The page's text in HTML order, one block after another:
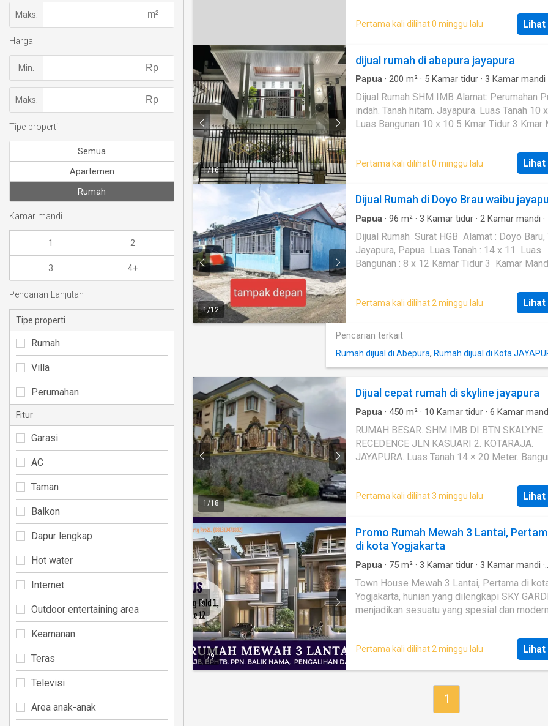
lapang 5. Lebar jalan bisa untuk 2 mobil 6. Siap Huni
7. Dokumen surat rumah tersedia lengkap
calon buyer lainnya.
Pertama kali dilihat 0 minggu lalu
1/16
dijual rumah di abepura jayapura
Papua · 200 m² · 5 Kamar tidur · 3 Kamar mandi
Hot water·Internet ·Outdoor entertaining area
Keamanan·Teras· Televisi·Halaman
Dijual Rumah SHM IMB Alamat: Perumahan Puri
indah. Tanah hitam. Jayapura. Luas Tanah 10 x 12
Luas Bangunan 10 x 10 5 Kmar Tidur 3 Kmar Mandi
Pertama kali dilihat 0 minggu lalu Lihat
1/12
Dijual Rumah di Doyo Brau waibu
Papua · 96 m² · 3 Kamar tidur · 2 Kamar mandi ·
Dijual Rumah Surat HGB Alamat : Doyo Baru, WAIBU,
Jayapura, Papua. Luas Tanah : 14 x 11 Luas
Bangunan : 8 x 12 Kamar Tidur 3 Kamar Mandi 2
Perabotan : Sofa 2 set, meja tv 2, meja
Pertama kali dilihat 2 minggu lalu Lihat
Pencarian terkait
Rumah dijual di Abepura, Rumah dijual di Kota
1 /18
Dijual cepat rumah di skyline jayapura
Papua · 450 m² · 10 Kamar tidur · 6 Kamar
lengkap ·Taman·Hot water ·Internet·Outdoor
entertaining area· Teras·Televisi·Kabel video
RUMAH BESAR. SHM IMB DI BTN SKALYNE
RECEDENCE JLN KASUARI 2. KOTARAJA.
JAYAPURA. Luas Tanah 14 × 20 Meter. Bangunan 2
ikan. Garasi Mobil. Halaman Rumah. (Bonus isi rumah
Komplit) bisa langsung cek kerumah.
Pertama kali dilihat 3 minggu lalu
1 /9
Promo Rumah Mewah 3 Lantai,
di kota Yogjakarta
Papua · 75 m² · 3 Kamar tidur · 3 Kamar mandi ·
Town House Mewah 3 Lantai, Pertama di
Yogjakarta, hunian yang dilengkapi SKY
menjadikan sesuatu yang spesial dan modern
Dikelilingi oleh Universitas dan Sekolah
Yogyakarta, juga fasilitas sosial serta dekat
Iphone 12. (* syarat dan ketentuan berlaku) 2.
Pertama kali dilihat 2 minggu lalu
1
Maks.
Harga
Min.
Maks.
Tipe properti
Semua
Apartemen
Rumah
Kamar mandi
1 2
3 4+
Pencarian Lanjutan
Tipe properti
Rumah
Villa
Perumahan
Fitur
Garasi
AC
Taman
Balkon
Dapur lengkap
Hot water
Internet
Outdoor entertaining area
Keamanan
Teras
Televisi
Area anak-anak